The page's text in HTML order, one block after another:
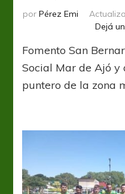
por Pérez Emi
Dejá
Fomento San
Social Mar de Ajó y
puntero de la zona